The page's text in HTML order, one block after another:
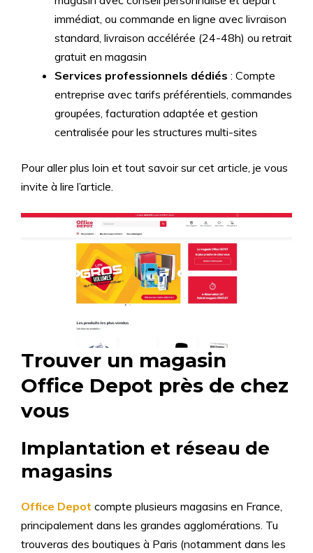
immédiat, ou commande en ligne avec livraison
standard, livraison accélérée (24-48h) ou retrait
gratuit en magasin
Services professionnels dédiés : Compte
entreprise avec tarifs préférentiels, commandes
groupées, facturation adaptée et gestion
centralisée pour les structures multi-sites
Pour aller plus loin et tout savoir sur cet article, je vous
invite à lire l’article.
Trouver un magasin
Office Depot près de chez
vous
Implantation et réseau de
magasins
Office Depot compte plusieurs magasins en France,
principalement dans les grandes agglomérations. Tu
trouveras des boutiques à Paris (notamment dans les